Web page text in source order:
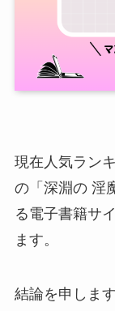
現在人気ラン
の「深淵の 淫
る電子書籍サ
ます。
結論を申しま